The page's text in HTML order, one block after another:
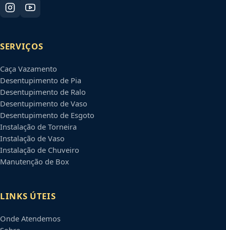
SERVIÇOS
Caça Vazamento
Desentupimento de Pia
Desentupimento de Ralo
Desentupimento de Vaso
Desentupimento de Esgoto
Instalação de Torneira
Instalação de Vaso
Instalação de Chuveiro
Manutenção de Box
LINKS ÚTEIS
Onde Atendemos